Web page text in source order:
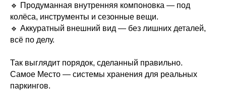
🔹 Продуманная внутренняя компоновка — под
колёса, инструменты и сезонные вещи.
🔹 Аккуратный внешний вид — без лишних деталей,
всё по делу.
Так выглядит порядок, сделанный правильно.
Самое Место — системы хранения для реальных
паркингов.